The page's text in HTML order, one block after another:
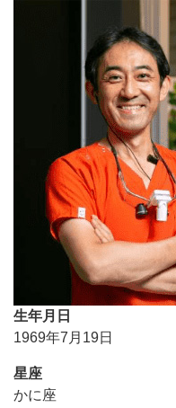
生年月日
1969年7月19日
星座
かに座